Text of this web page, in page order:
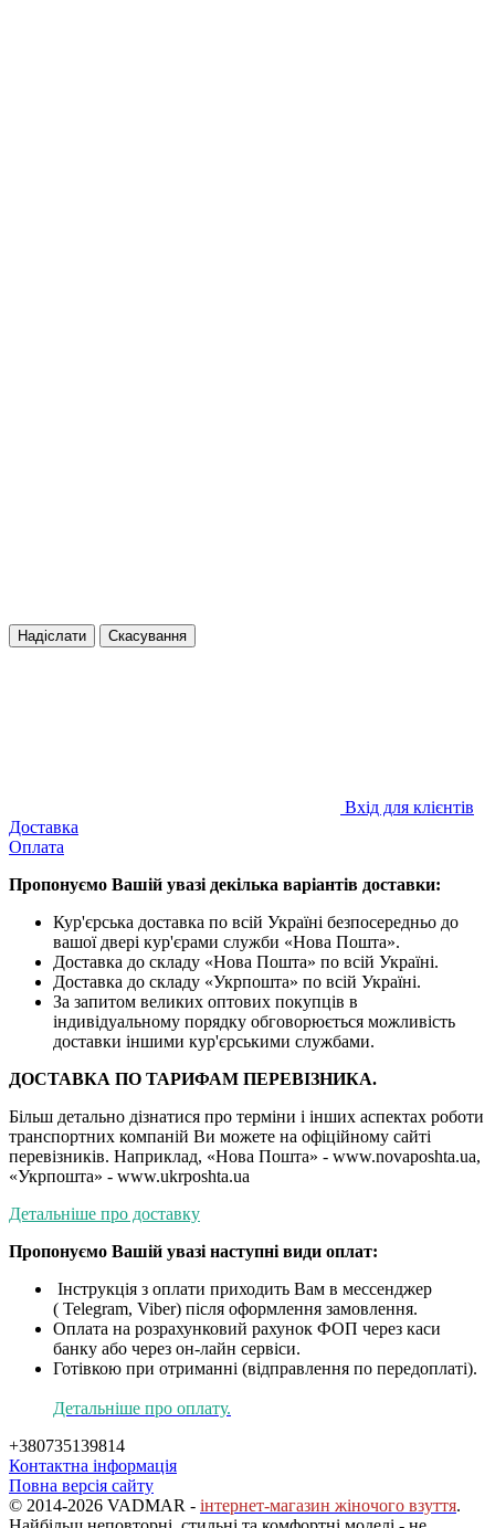
Надіслати Скасування
Вхід для клієнтів
Доставка
Оплата
Пропонуємо Вашій увазі декілька варіантів доставки:
Кур'єрська доставка по всій Україні безпосередньо до
вашої двері кур'єрами служби «Нова Пошта».
Доставка до складу «Нова Пошта» по всій Україні.
Доставка до складу «Укрпошта» по всій Україні.
За запитом великих оптових покупців в
індивідуальному порядку обговорюється можливість
доставки іншими кур'єрськими службами.
ДОСТАВКА ПО ТАРИФАМ ПЕРЕВІЗНИКА.
Більш детально дізнатися про терміни і інших аспектах роботи
транспортних компаній Ви можете на офіційному сайті
перевізників. Наприклад, «Нова Пошта» - www.novaposhta.ua,
«Укрпошта» - www.ukrposhta.ua
Детальніше про доставку
Пропонуємо Вашій увазі наступні види оплат:
Інструкція з оплати приходить Вам в мессенджер
( Telegram, Viber) після оформлення замовлення.
Оплата на розрахунковий рахунок ФОП через каси
банку або через он-лайн сервіси.
Готівкою при отриманні (відправлення по передоплаті).
Детальніше про оплату.
+380735139814
Контактна інформація
Повна версія сайту
© 2014-2026 VADMAR - інтернет-магазин жіночого взуття.